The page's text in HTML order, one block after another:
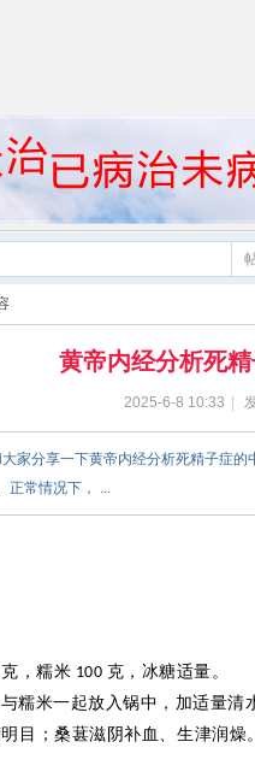
黄帝内经分析死
2025-6-8 10:33
家分享一下黄帝内经分析死精子症
正常情况下， ...
克，糯米 100 克，冰糖适量。
糯米一起放入锅中，加适量
明目；桑葚滋阴补血、生津润